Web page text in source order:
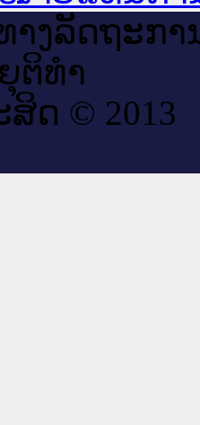
ງ​ລັດ​ຖະ​ກາ
ຕິ​ທຳ
ດ © 2013